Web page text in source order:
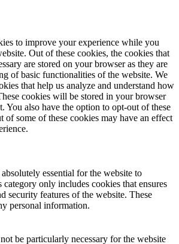
to improve your experience while you
Out of these cookies, the cookies that
are stored on your browser as they are
of basic functionalities of the website. We
that help us analyze and understand how
cookies will be stored in your browser
You also have the option to opt-out of these
of some of these cookies may have an effect
essential for the website to
only includes cookies that ensures
security features of the website. These
personal information.
be particularly necessary for the website